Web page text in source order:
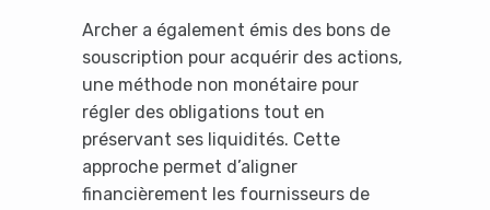
Archer a également émis des bons de
souscription pour acquérir des actions,
une méthode non monétaire pour
régler des obligations tout en
préservant ses liquidités. Cette
approche permet d’aligner
financièrement les fournisseurs de